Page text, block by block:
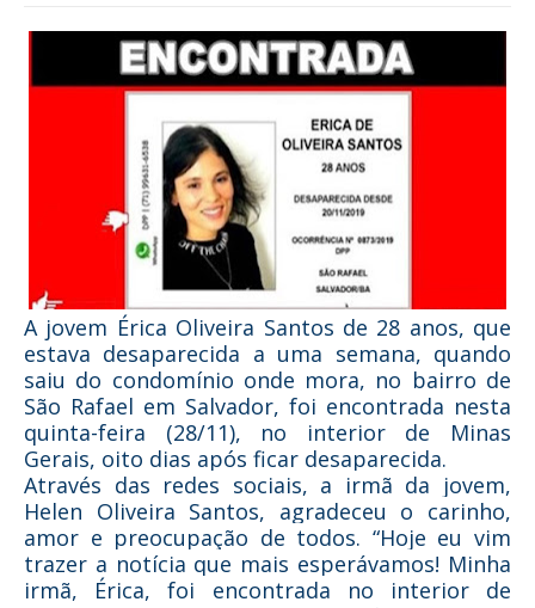
A jovem Érica Oliveira Santos de 28 anos, que
estava desaparecida a uma semana, quando
saiu do condomínio onde mora, no bairro de
São Rafael em Salvador, foi encontrada nesta
quinta-feira (28/11), no interior de Minas
Gerais, oito dias após ficar desaparecida.
Através das redes sociais, a irmã da jovem,
Helen Oliveira Santos, agradeceu o carinho,
amor e preocupação de todos. “Hoje eu vim
trazer a notícia que mais esperávamos! Minha
irmã, Érica, foi encontrada no interior de